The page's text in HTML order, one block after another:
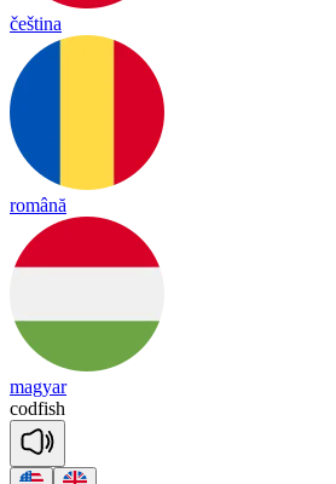
čeština
română
magyar
codfish